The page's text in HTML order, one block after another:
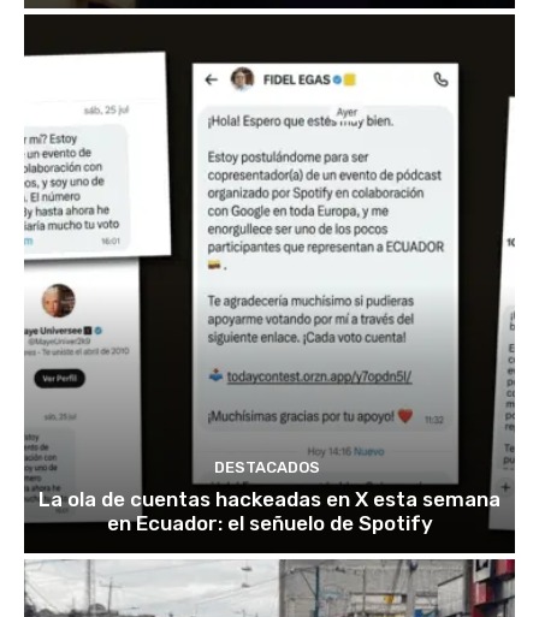
DESTACADOS
La ola de cuentas hackeadas en X esta semana
en Ecuador: el señuelo de Spotify